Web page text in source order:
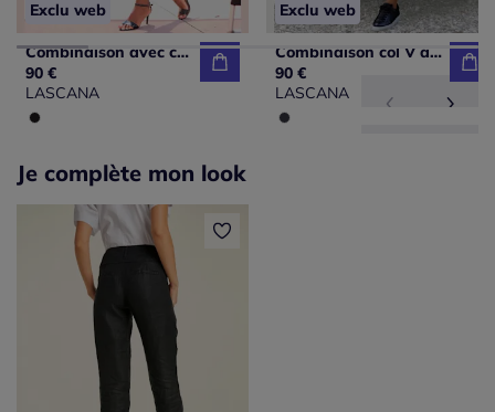
Exclu web
Combinaison avec col en V et poches fendues pratiques
90 €
LASCANA
Exclu web
Combinaison col V avec bretelles larges et imprimé à pois
90 €
LASCANA
Je complète mon look